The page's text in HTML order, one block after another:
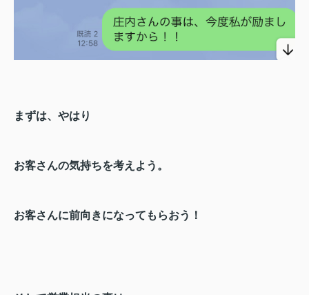
まずは、やはり
お客さんの気持ちを考えよう。
お客さんに前向きになってもらおう！